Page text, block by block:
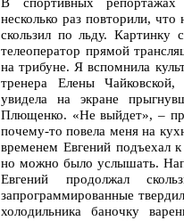
несколько раз повторили,
скользил по льду. Картинку
телеоператор прямой
на трибуне. Я вспомнила
тренера Елены
увидела на экране
Плющенко. «Не выйдет», –
почему-то повела меня на
временем Евгений подъехал
но можно было услышать.
Евгений продолжал
запрограммированные
холодильника баночку